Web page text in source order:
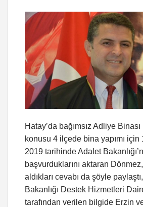
Hatay’da bağımsız Adliye
konusu 4 ilçede bina yapımı için
2019 tarihinde Adalet
başvurduklarını aktaran
aldıkları cevabı da şöyle
Bakanlığı Destek Hizmetleri
tarafından verilen bilgide Erzin